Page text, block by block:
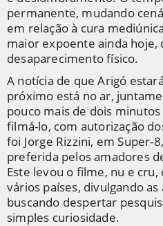
permanente, mudando
em relação à cura
maior expoente ainda hoje,
desaparecimento físico.
A notícia de que Arigó
próximo está no ar,
pouco mais de dois minutos
filmá-lo, com autorização
foi Jorge Rizzini, em Super-
preferida pelos amadores
Este levou o filme, nu e
vários países, divulgando
buscando despertar
simples curiosidade.